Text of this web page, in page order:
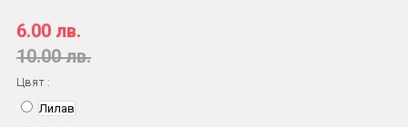
6.00 лв.
10.00 лв.
Цвят :
Лилав